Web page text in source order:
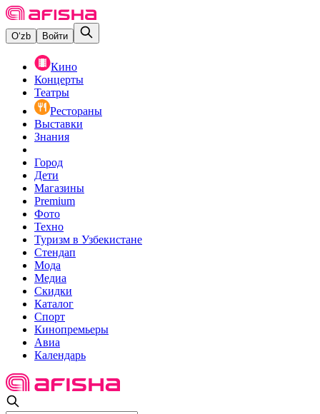
O‘zb Войти
Кино
Концерты
Театры
Рестораны
Выставки
Знания
Город
Дети
Магазины
Premium
Фото
Техно
Туризм в Узбекистане
Стендап
Мода
Медиа
Скидки
Каталог
Спорт
Кинопремьеры
Авиа
Календарь